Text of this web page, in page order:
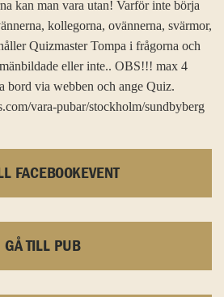
kan man vara utan! Varför inte börja
kollegorna, ovännerna, svärmor,
Quizmaster Tompa i frågorna och
eller inte.. OBS!!! max 4
bord via webben och ange Quiz.
vara-pubar/stockholm/sundbyberg
FACEBOOKEVENT
GÅ TILL PUB